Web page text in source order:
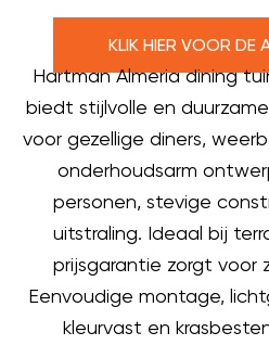
KLIK HIER VOOR DE
Hartman Almeria dining
biedt stijlvolle en
voor gezellige diners,
onderhoudsarm
personen, stevige
uitstraling. Ideaal bij
prijsgarantie zorgt voor
Eenvoudige montage,
kleurvast en